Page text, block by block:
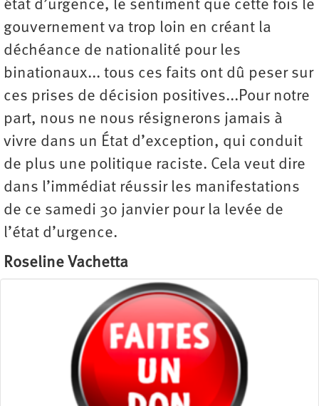
état d’urgence, le sentiment que cette fois le
gouvernement va trop loin en créant la
déchéance de nationalité pour les
binationaux... tous ces faits ont dû peser sur
ces prises de décision positives...Pour notre
part, nous ne nous résignerons jamais à
vivre dans un État d’exception, qui conduit
de plus une politique raciste. Cela veut dire
dans l’immédiat réussir les manifestations
de ce samedi 30 janvier pour la levée de
l’état d’urgence.
Roseline Vachetta